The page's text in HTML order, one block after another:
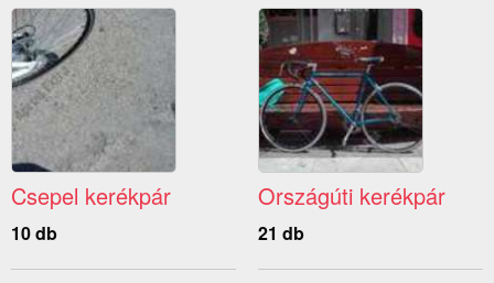
Csepel kerékpár
10 db
Országúti kerékpár
21 db